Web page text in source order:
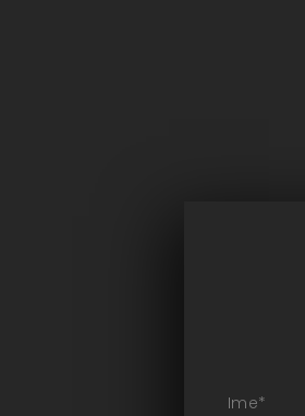
Ime*